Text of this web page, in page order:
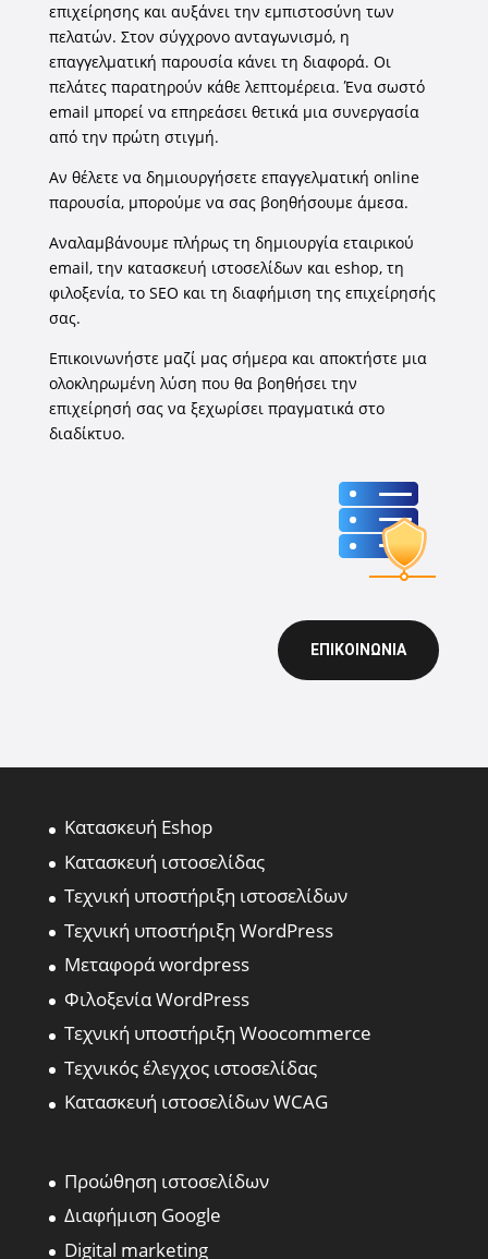
επιχείρησης και αυξάνει την εμπιστοσύνη των
πελατών. Στον σύγχρονο ανταγωνισμό, η
επαγγελματική παρουσία κάνει τη διαφορά. Οι
πελάτες παρατηρούν κάθε λεπτομέρεια. Ένα σωστό
email μπορεί να επηρεάσει θετικά μια συνεργασία
από την πρώτη στιγμή.
Αν θέλετε να δημιουργήσετε επαγγελματική online
παρουσία, μπορούμε να σας βοηθήσουμε άμεσα.
Αναλαμβάνουμε πλήρως τη δημιουργία εταιρικού
email, την κατασκευή ιστοσελίδων και eshop, τη
φιλοξενία, το SEO και τη διαφήμιση της επιχείρησής
σας.
Επικοινωνήστε μαζί μας σήμερα και αποκτήστε μια
ολοκληρωμένη λύση που θα βοηθήσει την
επιχείρησή σας να ξεχωρίσει πραγματικά στο
διαδίκτυο.
ΕΠΙΚΟΙΝΩΝΙΑ
Κατασκευή Eshop
Κατασκευή ιστοσελίδας
Τεχνική υποστήριξη ιστοσελίδων
Τεχνική υποστήριξη WordPress
Μεταφορά wordpress
Φιλοξενία WordPress
Τεχνική υποστήριξη Woocommerce
Τεχνικός έλεγχος ιστοσελίδας
Κατασκευή ιστοσελίδων WCAG
Προώθηση ιστοσελίδων
Διαφήμιση Google
Digital marketing